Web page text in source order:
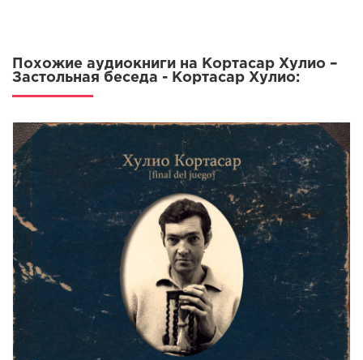
Похожие аудиокниги на Кортасар Хулио –
Застольная беседа - Кортасар Хулио: